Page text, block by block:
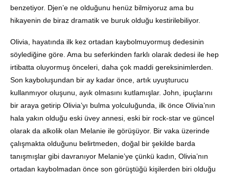
benzetiyor. Djen’e ne olduğunu henüz bilmiyoruz ama bu
hikayenin de biraz dramatik ve buruk olduğu kestirilebiliyor.
Olivia, hayatında ilk kez ortadan kaybolmuyormuş dedesinin
söylediğine göre. Ama bu seferkinden farklı olarak dedesi ile hep
irtibatta oluyormuş önceleri, daha çok maddi gereksinimlerden.
Son kayboluşundan bir ay kadar önce, artık uyuşturucu
kullanmıyor oluşunu, ayık olmasını kutlamışlar. John, ipuçlarını
bir araya getirip Olivia’yı bulma yolculuğunda, ilk önce Olivia’nın
hala yakın olduğu eski üvey annesi, eski bir rock-star ve güncel
olarak da alkolik olan Melanie ile görüşüyor. Bir vaka üzerinde
çalışmakta olduğunu belirtmeden, doğal bir şekilde barda
tanışmışlar gibi davranıyor Melanie’ye çünkü kadın, Olivia’nın
ortadan kaybolmadan önce son görüştüğü kişilerden biri olduğu